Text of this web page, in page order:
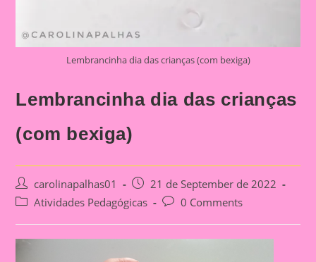
Lembrancinha dia das crianças (com bexiga)
Lembrancinha dia das crianças
(com bexiga)
Post
author:
carolinapalhas01
Post
published:
21 de September de 2022
PostAtividades Pedagógicas
Post0 Comments